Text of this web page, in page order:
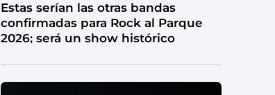
Estas serían las otras bandas
confirmadas para Rock al Parque
2026; será un show histórico